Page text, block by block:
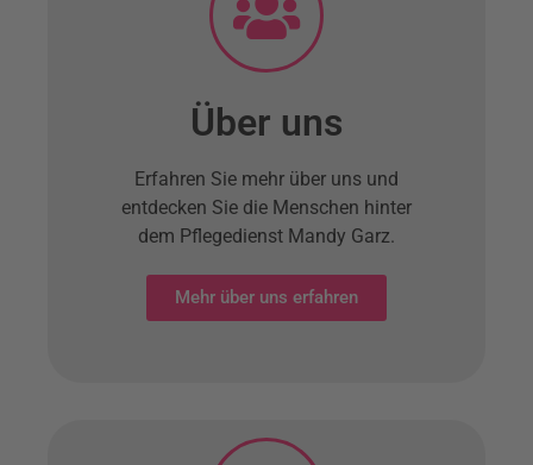
Über uns
Erfahren Sie mehr über uns und
entdecken Sie die Menschen hinter
dem Pflegedienst Mandy Garz.
Mehr über uns erfahren